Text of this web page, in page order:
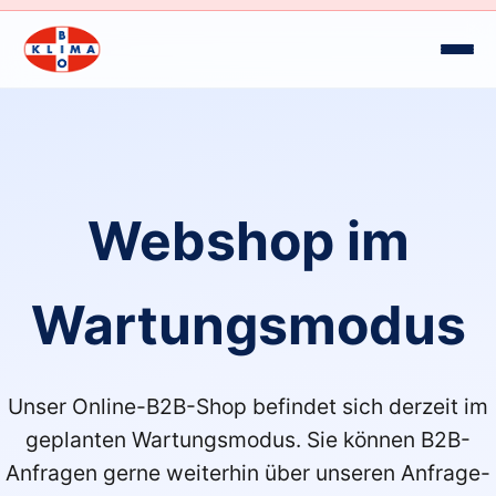
Webshop im
Wartungsmodus
Unser Online-B2B-Shop befindet sich derzeit im
geplanten Wartungsmodus. Sie können B2B-
Anfragen gerne weiterhin über unseren Anfrage-